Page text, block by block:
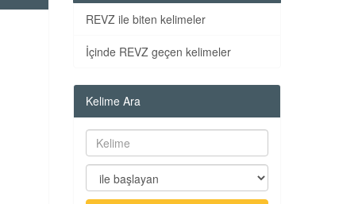
REVZ ile biten kelimeler
İçinde REVZ geçen kelimeler
Kelime Ara